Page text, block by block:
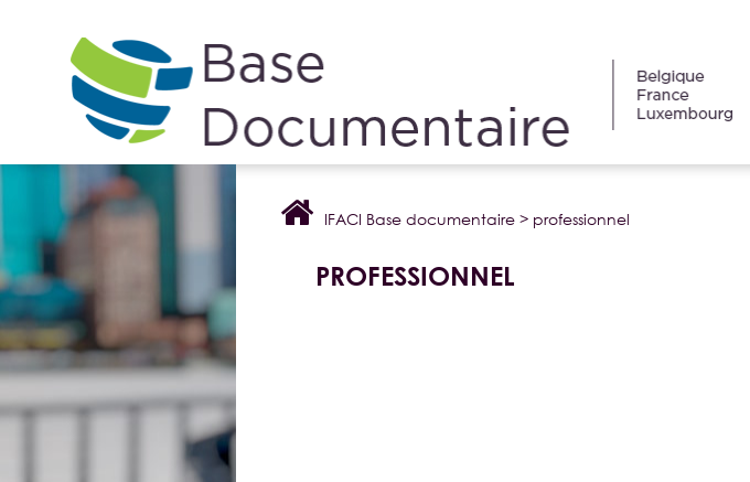
IFACI Base documentaire > professionnel
PROFESSIONNEL